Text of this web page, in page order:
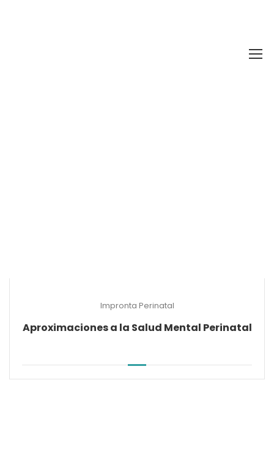
Impronta Perinatal
Aproximaciones a la Salud Mental Perinatal